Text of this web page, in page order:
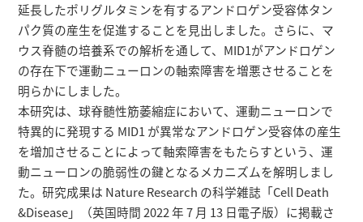
延長したポリグルタミンを有するアンドロゲン受容体タン
パク質の産生を促進することを見出しました。さらに、マ
ウス脊髄の培養系での解析を通して、MID1がアンドロゲン
の存在下で運動ニューロンの軸索障害を増悪させることを
明らかにしました。
本研究は、球脊髄性筋萎縮症において、運動ニューロンで
特異的に発現する MID1 が異常なアンドロゲン受容体の産生
を増加させることによって軸索障害をもたらすという、運
動ニューロンの脆弱性の鍵となるメカニズムを解明しまし
た。研究成果は Nature Research の科学雑誌「Cell Death
&Disease」（英国時間 2022 年 7 月 13 日電子版）に掲載さ